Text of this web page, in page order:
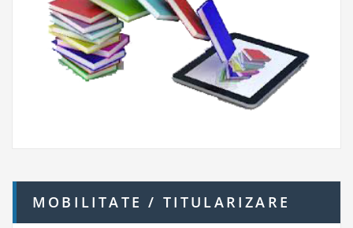
MOBILITATE / TITULARIZARE